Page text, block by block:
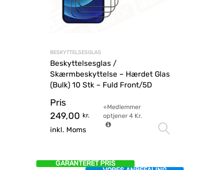
BESKYTTELSESGLAS
Beskyttelsesglas /
Skærmbeskyttelse – Hærdet Glas
(Bulk) 10 Stk – Fuld Front/5D
Pris
249,00 kr.
inkl. Moms
+Medlemmer
optjener4 Kr.
GARANTERET PRIS